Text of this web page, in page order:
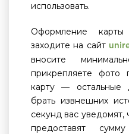
использовать.
Оформление
заходите на сайт
вносите
прикрепляете фото
карту — остальные
брать извнешних
секунд вас
предоставят